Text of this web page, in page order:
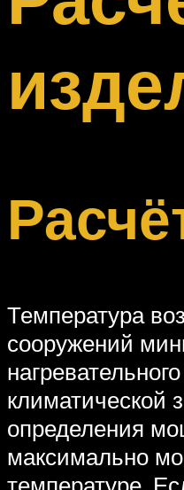
Температура
сооружений
климатической
определения
максимально